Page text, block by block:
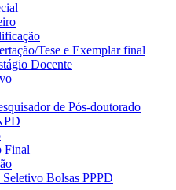
Tese e Exemplar final
Docente
de Pós-doutorado
Final
Seletivo Bolsas PPPD